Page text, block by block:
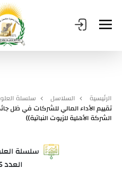
الرئيسية السلاسل سلسلة
تقييم الأداء المالي للشركات في ظل
الشركة الأهلية للزيوت النباتية))
سلسلة
العدد 45